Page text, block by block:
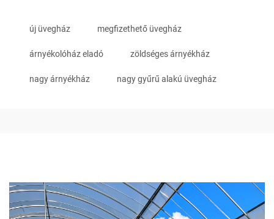
új üvegház megfizethető üvegház
árnyékolóház eladó zöldséges árnyékház
nagy árnyékház nagy gyűrű alakú üvegház